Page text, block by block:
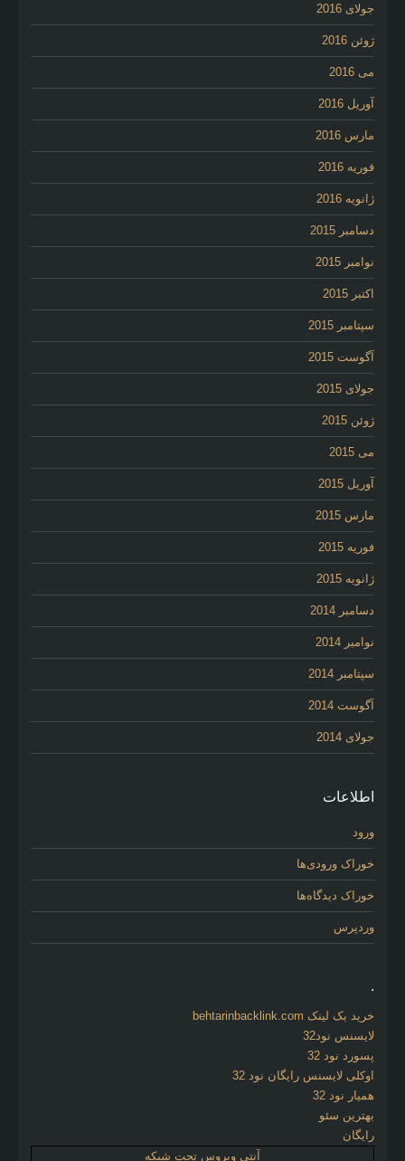
جولای 2016
ژوئن 2016
می 2016
آوریل 2016
مارس 2016
فوریه 2016
ژانویه 2016
دسامبر 2015
نوامبر 2015
اکتبر 2015
سپتامبر 2015
آگوست 2015
جولای 2015
ژوئن 2015
می 2015
آوریل 2015
مارس 2015
فوریه 2015
ژانویه 2015
دسامبر 2014
نوامبر 2014
سپتامبر 2014
آگوست 2014
جولای 2014
اطلاعات
ورود
خوراک ورودی‌ها
خوراک دیدگاه‌ها
وردپرس
.
خرید بک لینک behtarinbacklink.com
لایسنس نود32
پسورد نود 32
اوکلی لایسنس رایگان نود 32
همیار نود 32
بهترین سئو
رایگان
آنتی ویروس تحت شبکه